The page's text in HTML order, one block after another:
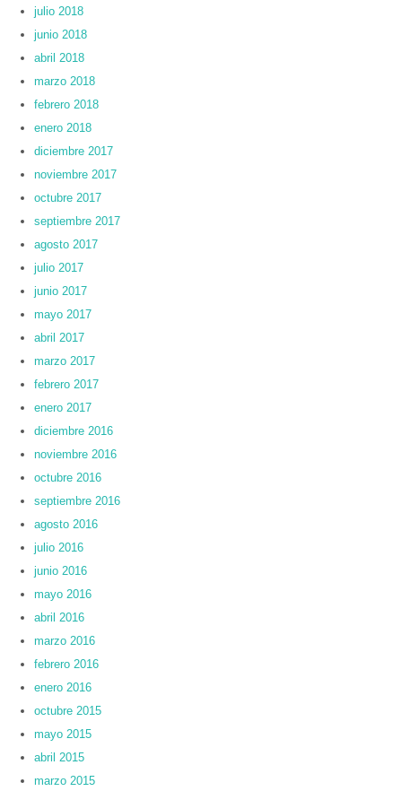
julio 2018
junio 2018
abril 2018
marzo 2018
febrero 2018
enero 2018
diciembre 2017
noviembre 2017
octubre 2017
septiembre 2017
agosto 2017
julio 2017
junio 2017
mayo 2017
abril 2017
marzo 2017
febrero 2017
enero 2017
diciembre 2016
noviembre 2016
octubre 2016
septiembre 2016
agosto 2016
julio 2016
junio 2016
mayo 2016
abril 2016
marzo 2016
febrero 2016
enero 2016
octubre 2015
mayo 2015
abril 2015
marzo 2015